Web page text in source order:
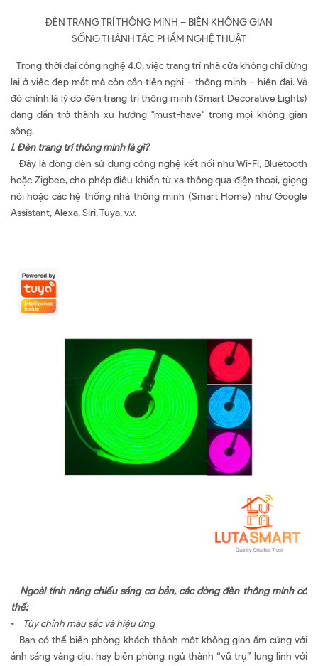
ĐÈN TRANG TRÍ THÔNG MINH – BIẾN KHÔNG GIAN
SỐNG THÀNH TÁC PHẨM NGHỆ THUẬT
Trong thời đại công nghệ 4.0, việc trang trí nhà cửa không chỉ dừng
lại ở việc đẹp mắt mà còn cần tiện nghi – thông minh – hiện đại. Và
đó chính là lý do đèn trang trí thông minh (Smart Decorative Lights)
đang dần trở thành xu hướng "must-have" trong mọi không gian
sống.
I. Đèn trang trí thông minh là gì?
Đây là dòng đèn sử dụng công nghệ kết nối như Wi-Fi, Bluetooth
hoặc Zigbee, cho phép điều khiển từ xa thông qua điện thoại, giọng
nói hoặc các hệ thống nhà thông minh (Smart Home) như Google
Assistant, Alexa, Siri, Tuya, v.v.
Ngoài tính năng chiếu sáng cơ bản, các dòng đèn thông minh có
thể:
•
Tùy chỉnh màu sắc và hiệu ứng
Bạn có thể biến phòng khách thành một không gian ấm cúng với
ánh sáng vàng dịu, hay biến phòng ngủ thành “vũ trụ” lung linh với